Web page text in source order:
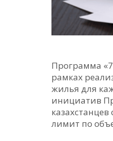
Программа
рамках
жилья для
инициатив
лимит по